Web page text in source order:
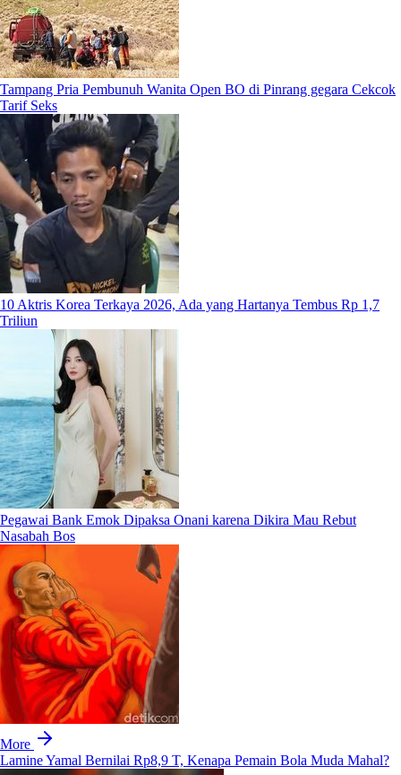
Tampang Pria Pembunuh Wanita Open BO di Pinrang gegara Cekcok
Tarif Seks
10 Aktris Korea Terkaya 2026, Ada yang Hartanya Tembus Rp 1,7
Triliun
Pegawai Bank Emok Dipaksa Onani karena Dikira Mau Rebut
Nasabah Bos
More
Lamine Yamal Bernilai Rp8,9 T, Kenapa Pemain Bola Muda Mahal?